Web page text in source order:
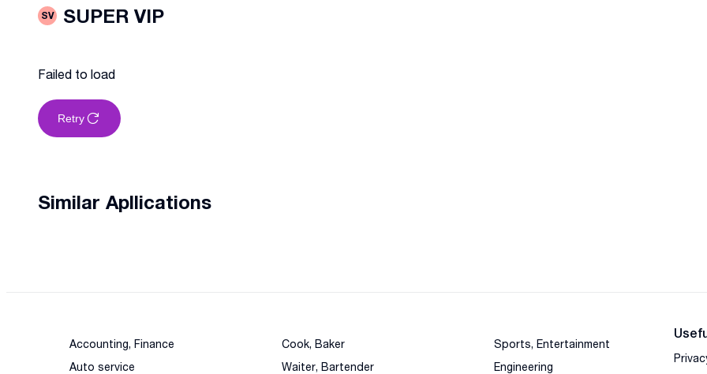
SV SUPER VIP
Failed to load
Retry
Similar Apllications
Accounting, Finance
Auto service
Cook, Baker
Waiter, Bartender
Sports, Entertainment
Engineering